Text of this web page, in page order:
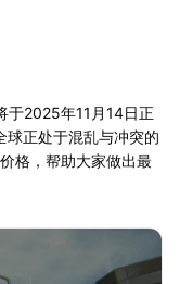
于2025年11月14日正
正处于混乱与冲突的
格，帮助大家做出最